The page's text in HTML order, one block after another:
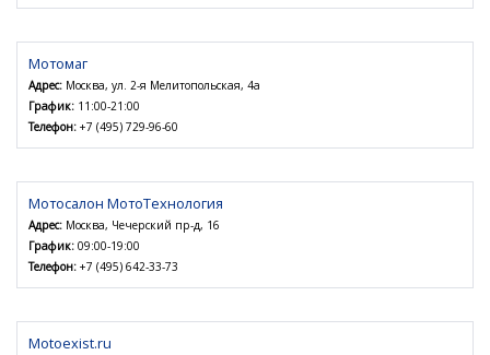
Мотомаг
Адрес: Москва, ул. 2-я Мелитопольская, 4а
График: 11:00-21:00
Телефон: +7 (495) 729-96-60
Мотосалон МотоТехнология
Адрес: Москва, Чечерский пр-д, 16
График: 09:00-19:00
Телефон: +7 (495) 642-33-73
Motoexist.ru